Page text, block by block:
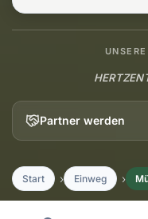
HERTZ
Partner werden
Start Einweg